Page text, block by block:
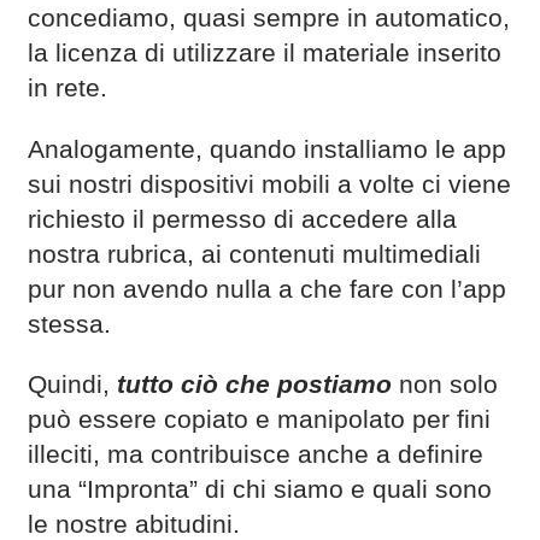
concediamo, quasi sempre in automatico,
la licenza di utilizzare il materiale inserito
in rete.
Analogamente, quando installiamo le app
sui nostri dispositivi mobili a volte ci viene
richiesto il permesso di accedere alla
nostra rubrica, ai contenuti multimediali
pur non avendo nulla a che fare con l’app
stessa.
Quindi, tutto ciò che postiamo non solo
può essere copiato e manipolato per fini
illeciti, ma contribuisce anche a definire
una “Impronta” di chi siamo e quali sono
le nostre abitudini.